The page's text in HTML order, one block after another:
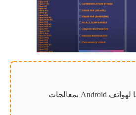
مصممة خصيصًا لهواتف Android بمعالجات